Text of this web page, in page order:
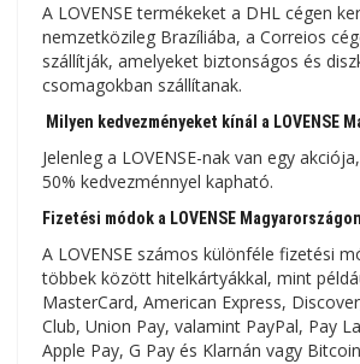
A LOVENSE termékeket a DHL cégen
nemzetközileg Brazíliába, a Correios
szállítják, amelyeket biztonságos és
csomagokban szállítanak.
Milyen kedvezményeket kínál a LOVENSE
Jelenleg a LOVENSE-nak van egy
50% kedvezménnyel kapható.
Fizetési módok a LOVENSE Magyarországon
A LOVENSE számos különféle fizetési
többek között hitelkártyákkal, mint
MasterCard, American Express,
Club, Union Pay, valamint PayPal, Pay
Apple Pay, G Pay és Klarnán vagy